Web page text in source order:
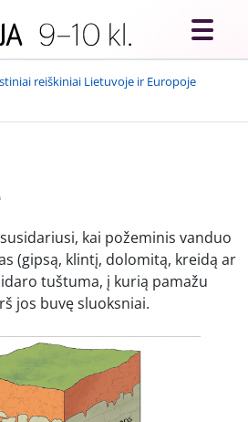
reiškiniai Lietuvoje ir Europoje
kai požeminis vanduo
(gipsą, klintį, dolomitą, kreidą ar
tuštuma, į kurią pamažu
jos buvę sluoksniai.